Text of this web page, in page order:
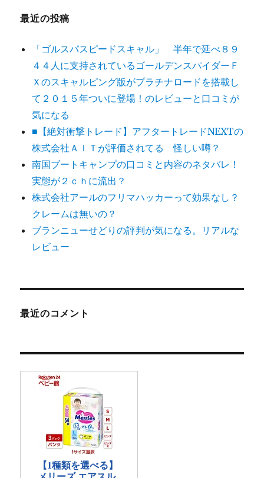
最近の投稿
「ゴルスパスピードスキャル」 半年で延べ８９
４４人に支持されているゴールデンスパイダーＦ
Ｘのスキャルピング版がプラチナロードを搭載し
て２０１５年ついに登場！のレビューと口コミが
気になる
■【絶対衝撃トレード】アフタートレードNEXTの
株式会社ＡＩＴが評価されてる 怪しい噂？
南国ブートキャンプの口コミと内容のネタバレ！
実態が２ｃｈに流出？
株式会社アールのフリマハッカーって効果なし？
クレームは無いの？
ブランニューせどりの評判が気になる。リアルな
レビュー
最近のコメント